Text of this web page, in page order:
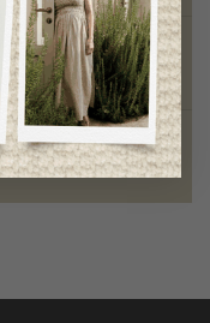
cause